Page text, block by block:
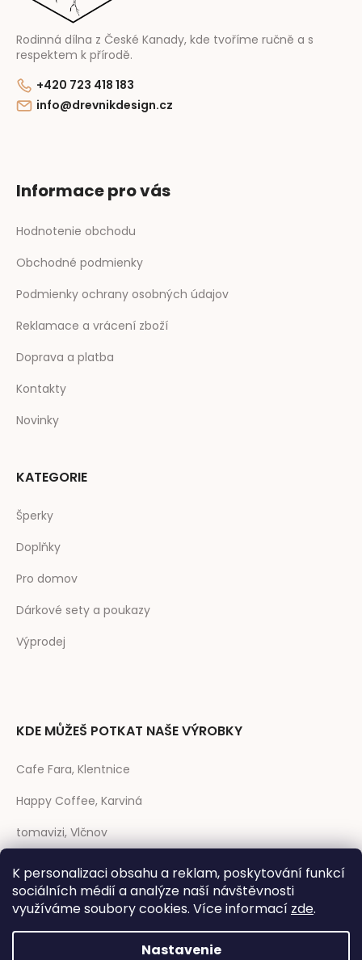
K personalizaci obsahu a reklam, poskytování funkcí
sociálních médií a analýze naší návštěvnosti
využíváme soubory cookies. Více informací zde.
Nastavenie
Rodinná dílna z České Kanady, kde tvoříme ručně a s
respektem k přírodě.
+420 723 418 183
info@drevnikdesign.cz
Informace pro vás
Hodnotenie obchodu
Obchodné podmienky
Podmienky ochrany osobných údajov
Reklamace a vrácení zboží
Doprava a platba
Kontakty
Novinky
KATEGORIE
Šperky
Doplňky
Pro domov
Dárkové sety a poukazy
Výprodej
KDE MŮŽEŠ POTKAT NAŠE VÝROBKY
Cafe Fara, Klentnice
Happy Coffee, Karviná
tomavizi, Vlčnov
prase CAFÉ, Strakonice
Rozmarýna, Telč